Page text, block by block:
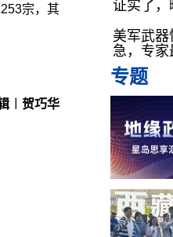
宗，其
︱贺巧华
证实了，
美军武
急，专家
专题